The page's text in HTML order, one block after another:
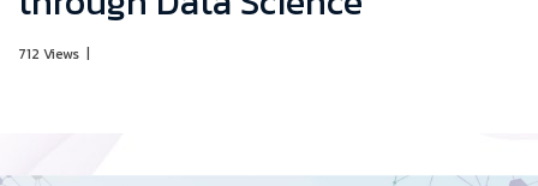
712 Views |